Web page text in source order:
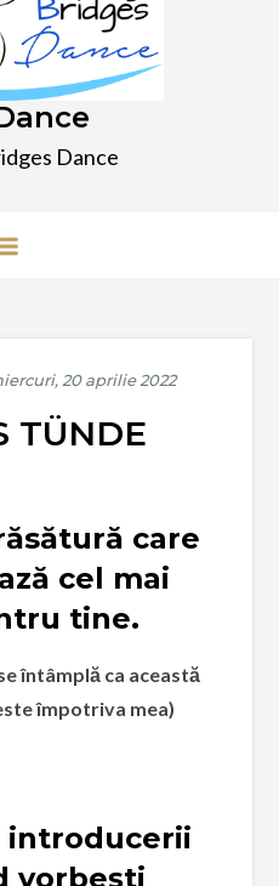
Dance
TÜNDE
care
cel mai
tine.
întâmplă ca această
împotriva mea)
introducerii
vorbești